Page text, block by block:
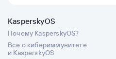
KasperskyOS
Почему KasperskyOS?
Все о кибериммунитете
и KasperskyOS